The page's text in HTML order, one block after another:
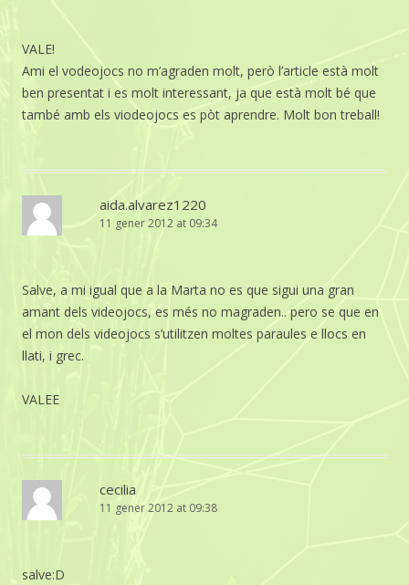
VALE!
Ami el vodeojocs no m’agraden molt, però l’article està molt
ben presentat i es molt interessant, ja que està molt bé que
també amb els viodeojocs es pòt aprendre. Molt bon treball!
aida.alvarez1220
11 gener 2012 at 09:34
Salve, a mi igual que a la Marta no es que sigui una gran
amant dels videojocs, es més no magraden.. pero se que en
el mon dels videojocs s’utilitzen moltes paraules e llocs en
llati, i grec.
VALEE
cecilia
11 gener 2012 at 09:38
salve:D